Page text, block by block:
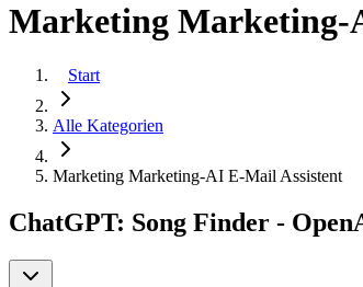
Marketing Marketing-
Start
Alle Kategorien
Marketing Marketing-AI E-Mail Assistent
ChatGPT: Song Finder -